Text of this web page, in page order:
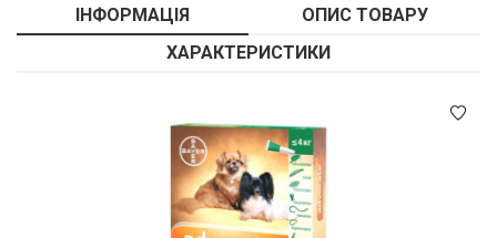
Акції
Оплата і доставка
ІНФОРМАЦІЯ
ОПИС ТОВАРУ
ХАРАКТЕРИСТИКИ